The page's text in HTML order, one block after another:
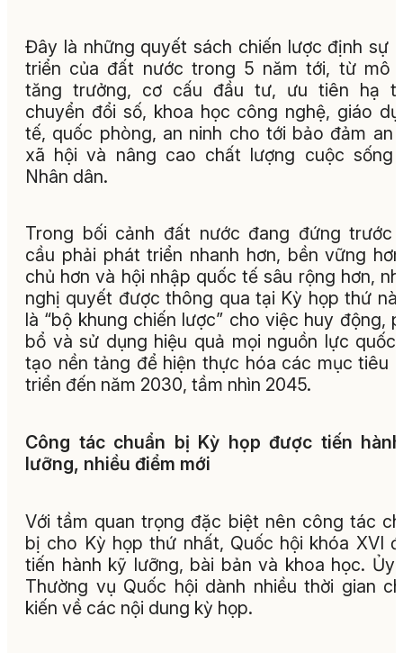
Đây là những quyết sách chiến lược định sự
triển của đất nước trong 5 năm tới, từ mô
tăng trưởng, cơ cấu đầu tư, ưu tiên hạ
chuyển đổi số, khoa học công nghệ, giáo
tế, quốc phòng, an ninh cho tới bảo đảm an
xã hội và nâng cao chất lượng cuộc sống
Nhân dân.
Trong bối cảnh đất nước đang đứng trước
cầu phải phát triển nhanh hơn, bền vững
chủ hơn và hội nhập quốc tế sâu rộng hơn,
nghị quyết được thông qua tại Kỳ họp thứ
là “bộ khung chiến lược” cho việc huy động,
bổ và sử dụng hiệu quả mọi nguồn lực quốc
tạo nền tảng để hiện thực hóa các mục tiêu
triển đến năm 2030, tầm nhìn 2045.
Công tác chuẩn bị Kỳ họp được tiến
lưỡng, nhiều điểm mới
Với tầm quan trọng đặc biệt nên công tác
bị cho Kỳ họp thứ nhất, Quốc hội khóa XVI
tiến hành kỹ lưỡng, bài bản và khoa học. Ủy
Thường vụ Quốc hội dành nhiều thời gian
kiến về các nội dung kỳ họp.